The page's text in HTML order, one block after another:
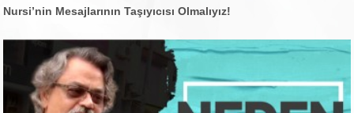
Nursi’nin Mesajlarının Taşıyıcısı Olmalıyız!